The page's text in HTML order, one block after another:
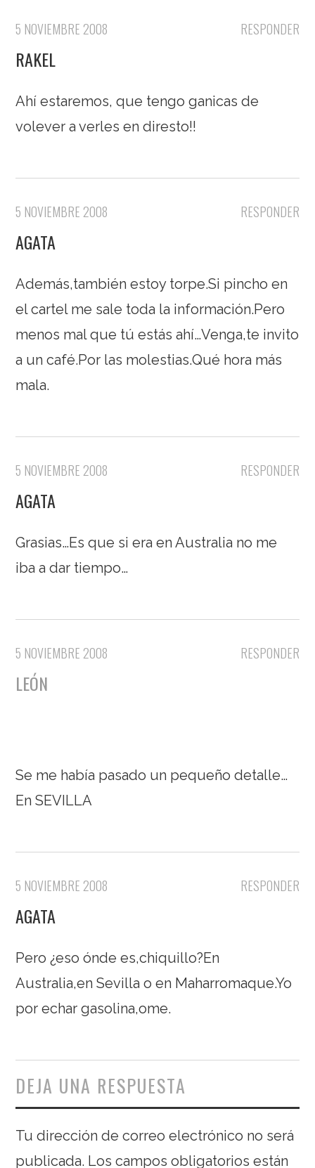
RESPONDER
5 NOVIEMBRE 2008
RAKEL
Ahí estaremos, que tengo ganicas de
volever a verles en diresto!!
RESPONDER
5 NOVIEMBRE 2008
AGATA
Además,también estoy torpe.Si pincho en
el cartel me sale toda la información.Pero
menos mal que tú estás ahí…Venga,te invito
a un café.Por las molestias.Qué hora más
mala.
RESPONDER
5 NOVIEMBRE 2008
AGATA
Grasias…Es que si era en Australia no me
iba a dar tiempo…
RESPONDER
5 NOVIEMBRE 2008
LEÓN
Se me había pasado un pequeño detalle…
En SEVILLA
RESPONDER
5 NOVIEMBRE 2008
AGATA
Pero ¿eso ónde es,chiquillo?En
Australia,en Sevilla o en Maharromaque.Yo
por echar gasolina,ome.
DEJA UNA RESPUESTA
Tu dirección de correo electrónico no será
publicada. Los campos obligatorios están